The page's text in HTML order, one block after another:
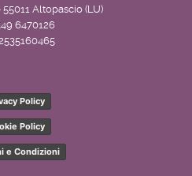
Altopascio (LU)
6470126
Policy
Policy
e Condizioni